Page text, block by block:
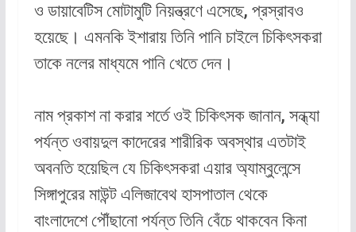
ও ডায়াবেটিস মোটামুটি নিয়ন্ত্রণে এসেছে, প্রস্রাবও
হয়েছে। এমনকি ইশারায় তিনি পানি চাইলে চিকিৎসকরা
তাকে নলের মাধ্যমে পানি খেতে দেন।
নাম প্রকাশ না করার শর্তে ওই চিকিৎসক জানান, সন্ধ্যা
পর্যন্ত ওবায়দুল কাদেরের শারীরিক অবস্থার এতটাই
অবনতি হয়েছিল যে চিকিৎসকরা এয়ার অ্যাম্বুলেন্সে
সিঙ্গাপুরের মাউন্ট এলিজাবেথ হাসপাতাল থেকে
বাংলাদেশে পৌঁছানো পর্যন্ত তিনি বেঁচে থাকবেন কিনা